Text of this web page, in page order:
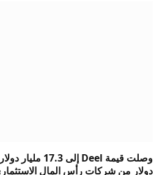
دولار من شركات رأس المال